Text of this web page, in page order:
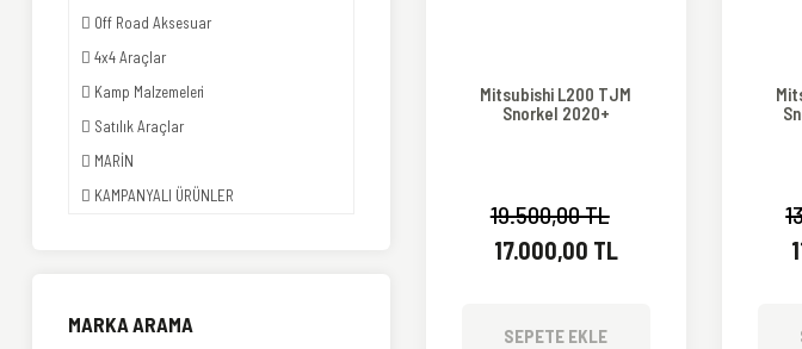
Off Road Aksesuar
4x4 Araçlar
Kamp Malzemeleri
Satılık Araçlar
MARİN
KAMPANYALI ÜRÜNLER
MARKA ARAMA
Mitsubishi L200 TJM
Snorkel 2020+
19.500,00 TL
17.000,00 TL
SEPETE EKLE